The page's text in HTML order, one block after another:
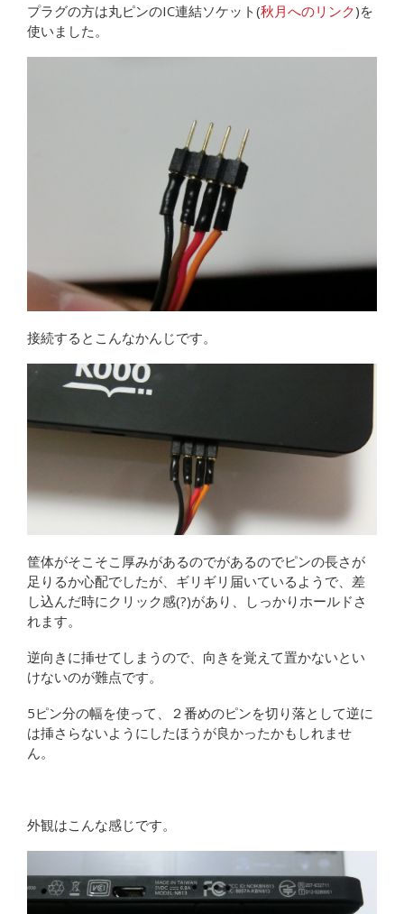
プラグの方は丸ピンのIC連結ソケット(秋月へのリンク)を
使いました。
接続するとこんなかんじです。
筐体がそこそこ厚みがあるのでがあるのでピンの長さが
足りるか心配でしたが、ギリギリ届いているようで、差
し込んだ時にクリック感(?)があり、しっかりホールドさ
れます。
逆向きに挿せてしまうので、向きを覚えて置かないとい
けないのが難点です。
5ピン分の幅を使って、２番めのピンを切り落として逆に
は挿さらないようにしたほうが良かったかもしれませ
ん。
外観はこんな感じです。